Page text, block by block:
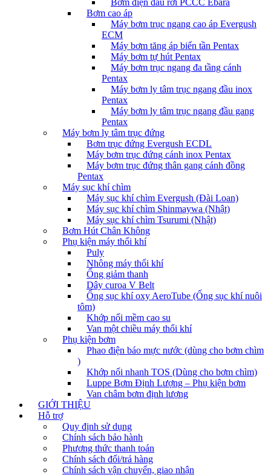
Bơm điện đầu rời PCCC Ebara
Bơm cao áp
Máy bơm trục ngang cao áp Evergush
ECM
Máy bơm tăng áp biến tần Pentax
Máy bơm tự hút Pentax
Máy bơm trục ngang đa tầng cánh
Pentax
Máy bơm ly tâm trục ngang đầu inox
Pentax
Máy bơm ly tâm trục ngang đầu gang
Pentax
Máy bơm ly tâm trục đứng
Bơm trục đứng Evergush ECDL
Máy bơm trục đứng cánh inox Pentax
Máy bơm trục đứng thân gang cánh đồng
Pentax
Máy sục khí chìm
Máy sục khí chìm Evergush (Đài Loan)
Máy sục khí chìm Shinmaywa (Nhật)
Máy sục khí chìm Tsurumi (Nhật)
Bơm Hút Chân Không
Phụ kiện máy thổi khí
Puly
Nhông máy thổi khí
Ống giảm thanh
Dây curoa V Belt
Ống sục khí oxy AeroTube (Ống sục khí nuôi
tôm)
Khớp nối mềm cao su
Van một chiều máy thổi khí
Phụ kiện bơm
Phao điện báo mực nước (dùng cho bơm chìm
)
Khớp nối nhanh TOS (Dùng cho bơm chìm)
Luppe Bơm Định Lượng – Phụ kiện bơm
Van châm bơm định lượng
GIỚI THIỆU
Hỗ trợ
Quy định sử dụng
Chính sách bảo hành
Phương thức thanh toán
Chính sách đổi/trả hàng
Chính sách vận chuyển, giao nhận